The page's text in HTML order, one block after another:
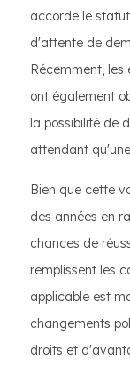
accorde le
d'attente de
Récemment,
ont également
la possibilité de
attendant
Bien que cette
des années en
chances de
remplissent les
applicable est
changements
droits et